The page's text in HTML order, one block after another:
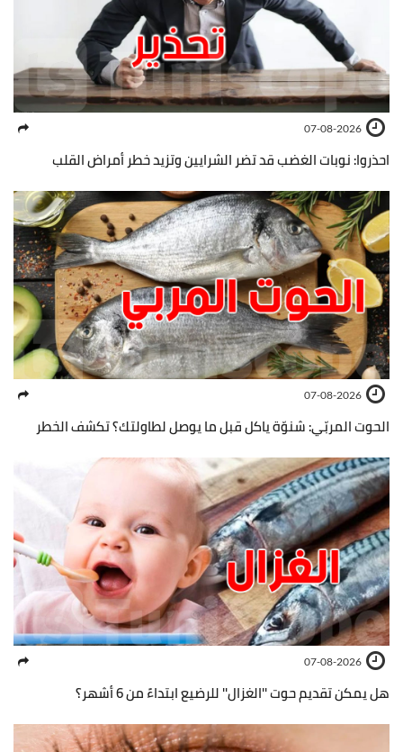
07-08-2026
احذروا: نوبات الغضب قد تضر الشرايين وتزيد خطر أمراض القلب
07-08-2026
الحوت المربّي: شنوّة ياكل قبل ما يوصل لطاولتك؟ تكشف الخطر
07-08-2026
هل يمكن تقديم حوت ''الغزال'' للرضيع ابتداءً من 6 أشهر؟